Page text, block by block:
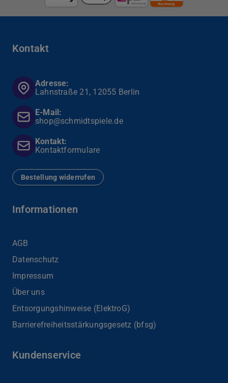
Kontakt
Adresse:
Lahnstraße 21, 12055 Berlin
E-Mail:
shop@schmidtspiele.de
Kontakt:
Kontaktformulare
Bestellung widerrufen
Informationen
AGB
Datenschutz
Impressum
Über uns
Entsorgungshinweise (ElektroG)
Barrierefreiheits­stärkungsgesetz (bfsg)
Kundenservice